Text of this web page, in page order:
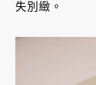
失別緻。